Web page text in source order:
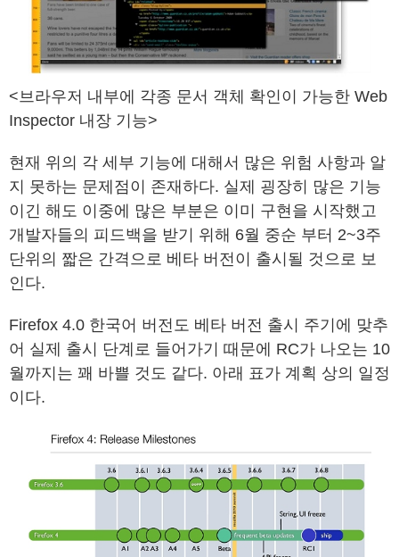
<브라우저 내부에 각종 문서 객체 확인이 가능한 Web
Inspector 내장 기능>
현재 위의 각 세부 기능에 대해서 많은 위험 사항과 알
지 못하는 문제점이 존재하다. 실제 굉장히 많은 기능
이긴 해도 이중에 많은 부분은 이미 구현을 시작했고
개발자들의 피드백을 받기 위해 6월 중순 부터 2~3주
단위의 짧은 간격으로 베타 버전이 출시될 것으로 보
인다.
Firefox 4.0 한국어 버전도 베타 버전 출시 주기에 맞추
어 실제 출시 단계로 들어가기 때문에 RC가 나오는 10
월까지는 꽤 바쁠 것도 같다. 아래 표가 계획 상의 일정
이다.